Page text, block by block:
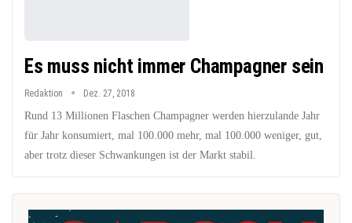
Es muss nicht immer Champagner sein
Redaktion Dez. 27, 2018
Rund 13 Millionen Flaschen Champagner werden hierzulande Jahr
für Jahr konsumiert, mal 100.000 mehr, mal 100.000 weniger, gut,
aber trotz dieser Schwankungen ist der Markt stabil.